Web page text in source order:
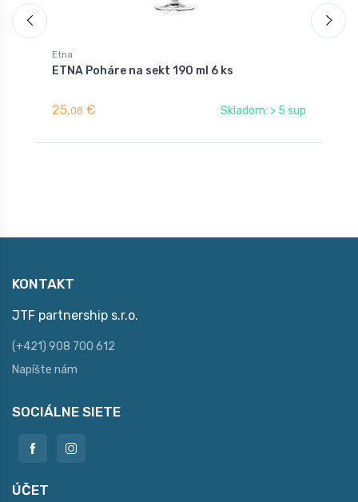
Etna
ETNA Poháre na sekt 190 ml 6 ks
25,08 € Skladom: > 5 sup
KONTAKT
JTF partnership s.r.o.
(+421) 908 700 612
Napíšte nám
SOCIÁLNE SIETE
ÚČET